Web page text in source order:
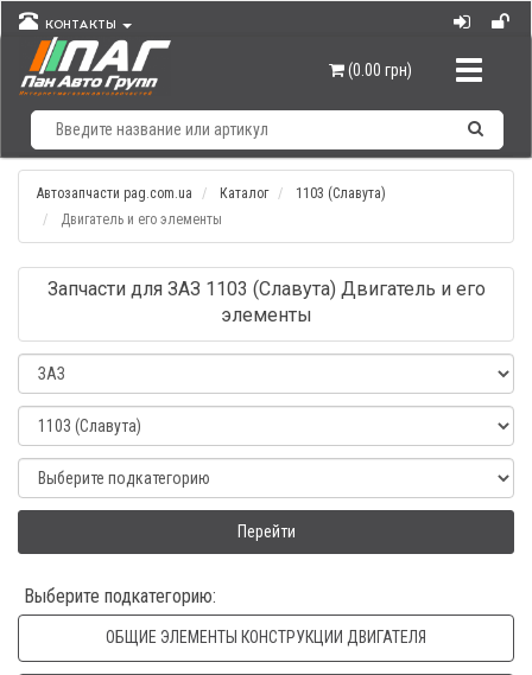
КОНТАКТЫ
(0.00 грн)
Автозапчасти pag.com.ua Каталог
1103 (Славута)
Двигатель и его элементы
Запчасти для ЗАЗ 1103 (Славута) Двигатель и его
элементы
Перейти
Выберите подкатегорию:
ОБЩИЕ ЭЛЕМЕНТЫ КОНСТРУКЦИИ ДВИГАТЕЛЯ